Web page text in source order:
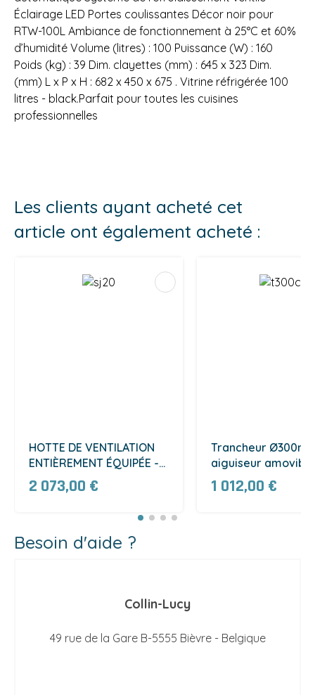
Éclairage LED Portes coulissantes Décor noir pour
RTW-100L Ambiance de fonctionnement à 25°C et 60%
d’humidité Volume (litres) : 100 Puissance (W) : 160
Poids (kg) : 39 Dim. clayettes (mm) : 645 x 323 Dim.
(mm) L x P x H : 682 x 450 x 675 . Vitrine réfrigérée 100
litres - black.Parfait pour toutes les cuisines
professionnelles
Les clients ayant acheté cet
article ont également acheté :
HOTTE DE VENTILATION
ENTIÈREMENT ÉQUIPÉE -
LONG. 2000 MM (SJ20)
2 073,00 €
Trancheur
aiguiseur
420W (T300C)
1 012,00 €
Besoin d'aide ?
Collin-Lucy
49 rue de la Gare B-5555 Bièvre - Belgique